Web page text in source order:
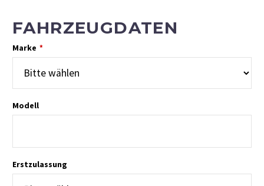
FAHRZEUGDATEN
Marke *
Modell
Erstzulassung